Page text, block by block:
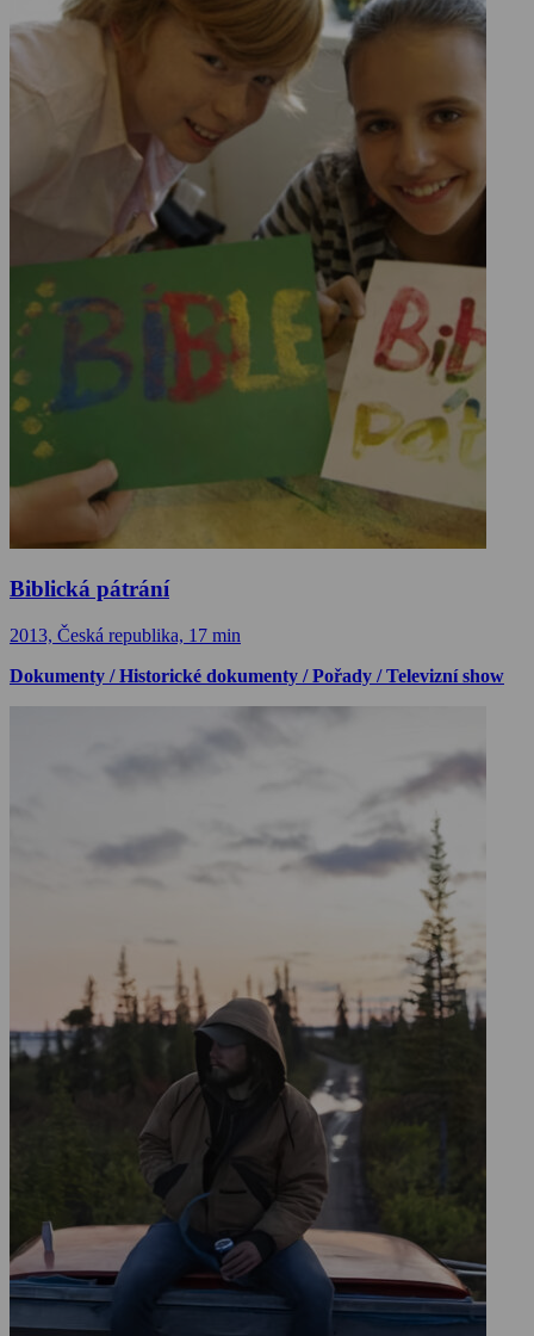
Biblická pátrání
2013, Česká republika, 17 min
Dokumenty / Historické dokumenty / Pořady / Televizní show